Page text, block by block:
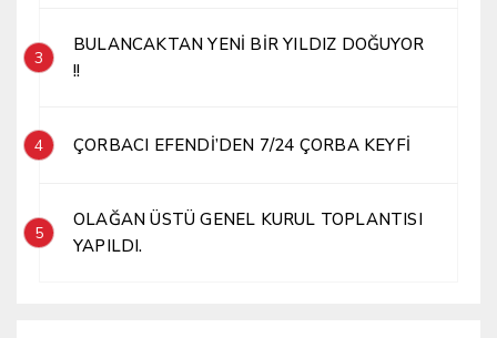
3
BULANCAKTAN YENİ BİR YILDIZ DOĞUYOR
!!
4 ÇORBACI EFENDİ’DEN 7/24 ÇORBA KEYFİ
5
OLAĞAN ÜSTÜ GENEL KURUL TOPLANTISI
YAPILDI.